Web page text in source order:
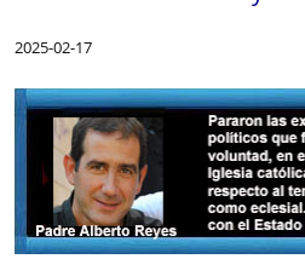
2025-02-17